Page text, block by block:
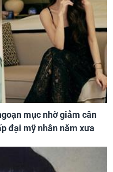
mục nhờ giảm cân
đại mỹ nhân năm xưa